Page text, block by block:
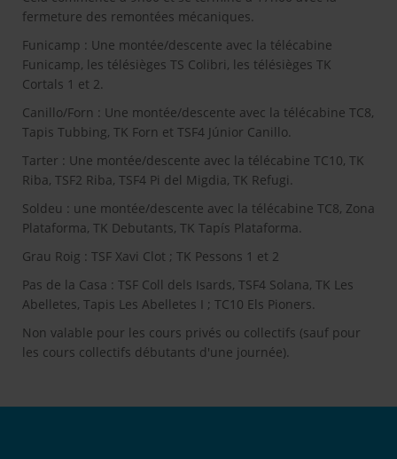
fermeture des remontées mécaniques.
Funicamp : Une montée/descente avec la télécabine
Funicamp, les télésièges TS Colibri, les télésièges TK
Cortals 1 et 2.
Canillo/Forn : Une montée/descente avec la télécabine TC8,
Tapis Tubbing, TK Forn et TSF4 Júnior Canillo.
Tarter : Une montée/descente avec la télécabine TC10, TK
Riba, TSF2 Riba, TSF4 Pi del Migdia, TK Refugi.
Soldeu : une montée/descente avec la télécabine TC8, Zona
Plataforma, TK Debutants, TK Tapís Plataforma.
Grau Roig : TSF Xavi Clot ; TK Pessons 1 et 2
Pas de la Casa : TSF Coll dels Isards, TSF4 Solana, TK Les
Abelletes, Tapis Les Abelletes I ; TC10 Els Pioners.
Non valable pour les cours privés ou collectifs (sauf pour
les cours collectifs débutants d'une journée).